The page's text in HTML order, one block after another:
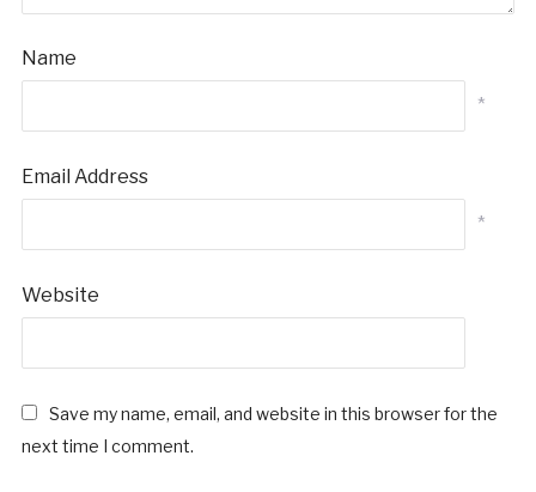
Name
*
Email Address
*
Website
Save my name, email, and website in this browser for the
next time I comment.